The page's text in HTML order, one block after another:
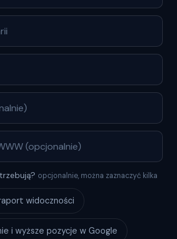
opcjonalnie, można zaznaczyć kilka
widoczności
i wyższe pozycje w Google